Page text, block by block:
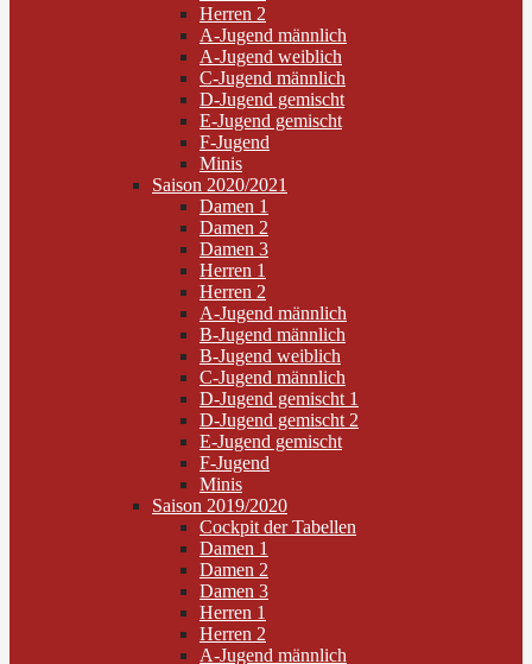
Herren 2
A-Jugend männlich
A-Jugend weiblich
C-Jugend männlich
D-Jugend gemischt
E-Jugend gemischt
F-Jugend
Minis
Saison 2020/2021
Damen 1
Damen 2
Damen 3
Herren 1
Herren 2
A-Jugend männlich
B-Jugend männlich
B-Jugend weiblich
C-Jugend männlich
D-Jugend gemischt 1
D-Jugend gemischt 2
E-Jugend gemischt
F-Jugend
Minis
Saison 2019/2020
Cockpit der Tabellen
Damen 1
Damen 2
Damen 3
Herren 1
Herren 2
A-Jugend männlich